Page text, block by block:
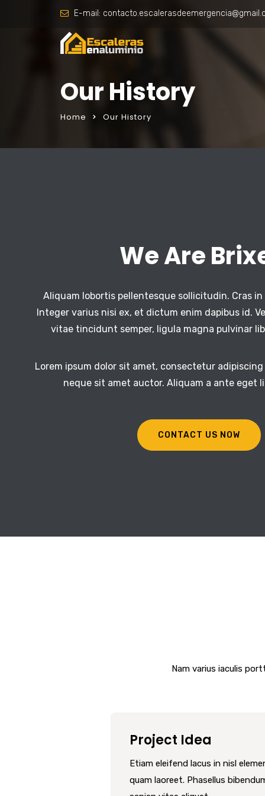
E-mail:
Our History
Home Our History
We Are
Aliquam lobortis pellentesque sollicitudin. Cras
Integer varius nisi ex, et dictum enim dapibus id.
vitae tincidunt semper, ligula magna pulvinar
Lorem ipsum dolor sit amet, consectetur
neque sit amet auctor. Aliquam a ante eget
CONTACT US NOW
Nam varius iaculis
Project Idea
Etiam eleifend lacus in nisl
quam laoreet. Phasellus